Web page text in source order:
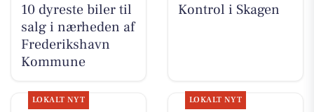
10 dyreste biler til
salg i nærheden af
Frederikshavn
Kommune
Kontrol i Skagen
LOKALT NYT LOKALT NYT